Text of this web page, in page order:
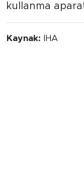
kullanma
Kaynak: İHA